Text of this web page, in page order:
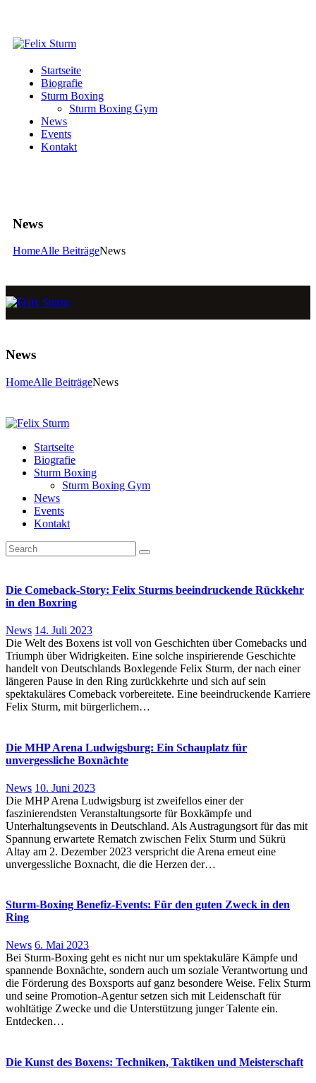
Startseite
Biografie
Sturm Boxing
Sturm Boxing Gym
News
Events
Kontakt
News
HomeAlle BeiträgeNews
News
HomeAlle BeiträgeNews
Startseite
Biografie
Sturm Boxing
Sturm Boxing Gym
News
Events
Kontakt
Die Comeback-Story: Felix Sturms beeindruckende Rückkehr
in den Boxring
News 14. Juli 2023
Die Welt des Boxens ist voll von Geschichten über Comebacks und
Triumph über Widrigkeiten. Eine solche inspirierende Geschichte
handelt von Deutschlands Boxlegende Felix Sturm, der nach einer
längeren Pause in den Ring zurückkehrte und sich auf sein
spektakuläres Comeback vorbereitete. Eine beeindruckende Karriere
Felix Sturm, mit bürgerlichem…
Die MHP Arena Ludwigsburg: Ein Schauplatz für
unvergessliche Boxnächte
News 10. Juni 2023
Die MHP Arena Ludwigsburg ist zweifellos einer der
faszinierendsten Veranstaltungsorte für Boxkämpfe und
Unterhaltungsevents in Deutschland. Als Austragungsort für das mit
Spannung erwartete Rematch zwischen Felix Sturm und Sükrü
Altay am 2. Dezember 2023 verspricht die Arena erneut eine
unvergessliche Boxnacht, die die Herzen der…
Sturm-Boxing Benefiz-Events: Für den guten Zweck in den
Ring
News 6. Mai 2023
Bei Sturm-Boxing geht es nicht nur um spektakuläre Kämpfe und
spannende Boxnächte, sondern auch um soziale Verantwortung und
die Förderung des Boxsports auf ganz besondere Weise. Felix Sturm
und seine Promotion-Agentur setzen sich mit Leidenschaft für
wohltätige Zwecke und die Unterstützung junger Talente ein.
Entdecken…
Die Kunst des Boxens: Techniken, Taktiken und Meisterschaft